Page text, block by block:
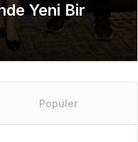
Yeni Bir
Popüler